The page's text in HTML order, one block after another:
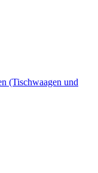
(Tischwaagen und